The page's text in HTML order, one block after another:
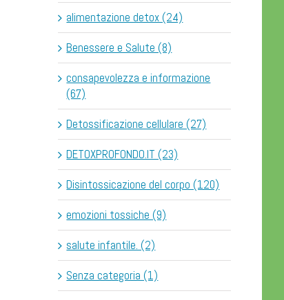
alimentazione detox (24)
Benessere e Salute (8)
consapevolezza e informazione
(67)
Detossificazione cellulare (27)
DETOXPROFONDO.IT (23)
Disintossicazione del corpo (120)
emozioni tossiche (9)
salute infantile. (2)
Senza categoria (1)